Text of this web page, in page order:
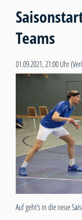
Teams
01.09.2021, 21:00 Uhr
Auf geht’s in die neue